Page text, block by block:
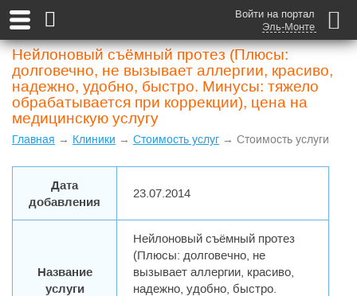
Войти на портал
Эль-Монте
Нейлоновый съёмный протез (Плюсы:
долговечно, не вызывает аллергии, красиво,
надежно, удобно, быстро. Минусы: тяжело
обрабатывается при коррекции), цена на
медицинскую услугу
Главная → Клиники → Стоимость услуг → Стоимость услуги
Дата
добавления
23.07.2014
Название
услуги
Нейлоновый съёмный протез
(Плюсы: долговечно, не
вызывает аллергии, красиво,
надежно, удобно, быстро.